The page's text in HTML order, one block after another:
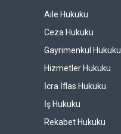
Aile Hukuku
Ceza Hukuku
Gayrimenkul Hukuku
Hizmetler Hukuku
İcra İflas Hukuku
İş Hukuku
Rekabet Hukuku